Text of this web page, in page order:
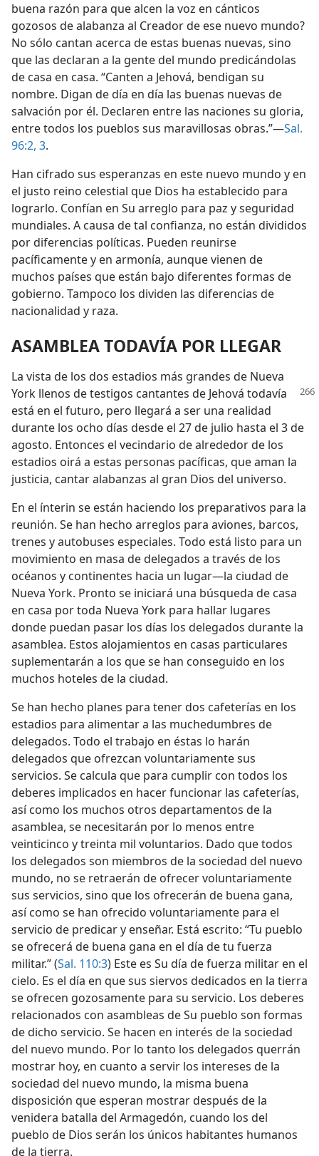
buena razón para que alcen la voz en cánticos
gozosos de alabanza al Creador de ese nuevo mundo?
No sólo cantan acerca de estas buenas nuevas, sino
que las declaran a la gente del mundo predicándolas
de casa en casa. “Canten a Jehová, bendigan su
nombre. Digan de día en día las buenas nuevas de
salvación por él. Declaren entre las naciones su gloria,
entre todos los pueblos sus maravillosas obras.”—Sal.
96:2, 3.
Han cifrado sus esperanzas en este nuevo mundo y en
el justo reino celestial que Dios ha establecido para
lograrlo. Confían en Su arreglo para paz y seguridad
mundiales. A causa de tal confianza, no están divididos
por diferencias políticas. Pueden reunirse
pacíficamente y en armonía, aunque vienen de
muchos países que están bajo diferentes formas de
gobierno. Tampoco los dividen las diferencias de
nacionalidad y raza.
ASAMBLEA TODAVÍA POR LLEGAR
La vista de los dos estadios más grandes de Nueva
York llenos de testigos cantantes de Jehová todavía
está en el futuro, pero llegará a ser una realidad
durante los ocho días desde el 27 de julio hasta el 3 de
agosto. Entonces el vecindario de alrededor de los
estadios oirá a estas personas pacíficas, que aman la
justicia, cantar alabanzas al gran Dios del universo.
En el ínterin se están haciendo los preparativos para la
reunión. Se han hecho arreglos para aviones, barcos,
trenes y autobuses especiales. Todo está listo para un
movimiento en masa de delegados a través de los
océanos y continentes hacia un lugar—la ciudad de
Nueva York. Pronto se iniciará una búsqueda de casa
en casa por toda Nueva York para hallar lugares
donde puedan pasar los días los delegados durante la
asamblea. Estos alojamientos en casas particulares
suplementarán a los que se han conseguido en los
muchos hoteles de la ciudad.
Se han hecho planes para tener dos cafeterías en los
estadios para alimentar a las muchedumbres de
delegados. Todo el trabajo en éstas lo harán
delegados que ofrezcan voluntariamente sus
servicios. Se calcula que para cumplir con todos los
deberes implicados en hacer funcionar las cafeterías,
así como los muchos otros departamentos de la
asamblea, se necesitarán por lo menos entre
veinticinco y treinta mil voluntarios. Dado que todos
los delegados son miembros de la sociedad del nuevo
mundo, no se retraerán de ofrecer voluntariamente
sus servicios, sino que los ofrecerán de buena gana,
así como se han ofrecido voluntariamente para el
servicio de predicar y enseñar. Está escrito: “Tu pueblo
se ofrecerá de buena gana en el día de tu fuerza
militar.” (Sal. 110:3) Este es Su día de fuerza militar en el
cielo. Es el día en que sus siervos dedicados en la tierra
se ofrecen gozosamente para su servicio. Los deberes
relacionados con asambleas de Su pueblo son formas
de dicho servicio. Se hacen en interés de la sociedad
del nuevo mundo. Por lo tanto los delegados querrán
mostrar hoy, en cuanto a servir los intereses de la
sociedad del nuevo mundo, la misma buena
disposición que esperan mostrar después de la
venidera batalla del Armagedón, cuando los del
pueblo de Dios serán los únicos habitantes humanos
de la tierra.